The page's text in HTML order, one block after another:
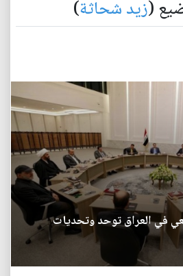
(زيد شحاثة)
في العراق توحد وتحديات